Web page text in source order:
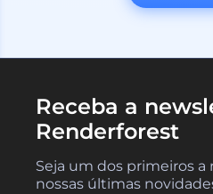
Receba a
Renderforest
Seja um dos primeiros a
nossas últimas